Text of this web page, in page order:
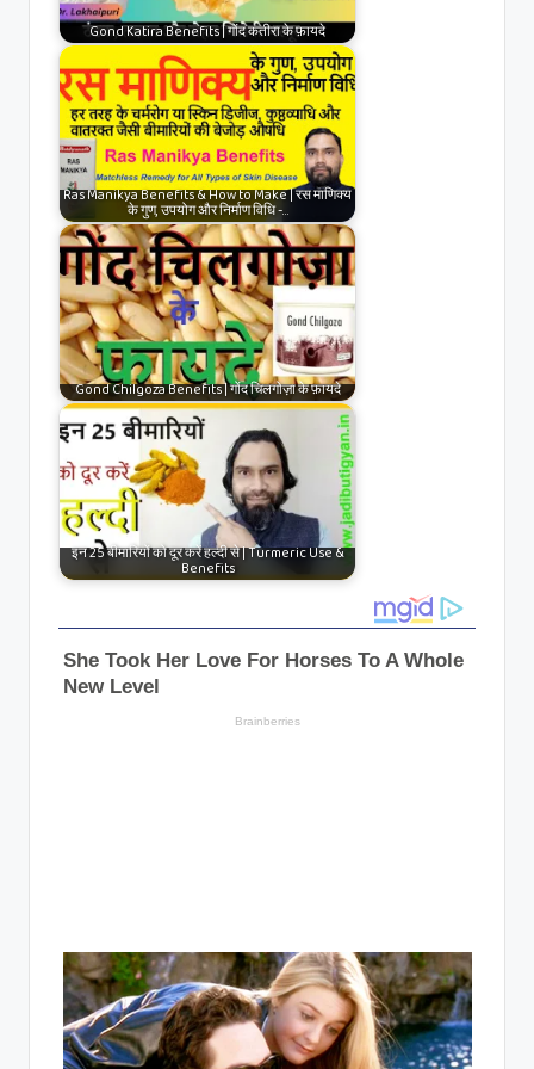
Gond Katira Benefits | गोंद कतीरा के फ़ायदे
Ras Manikya Benefits & How to Make | रस माणिक्य
के गुण, उपयोग और निर्माण विधि -…
Gond Chilgoza Benefits | गोंद चिलगोज़ा के फ़ायदे
इन 25 बीमारियों को दूर करें हल्दी से | Turmeric Use &
Benefits